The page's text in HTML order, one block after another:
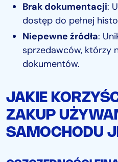
Brak dokumentacji:
dostęp do pełnej
Niepewne źródła:
sprzedawców, którzy
dokumentów.
JAKIE
ZAKUP
SAMOCHODU